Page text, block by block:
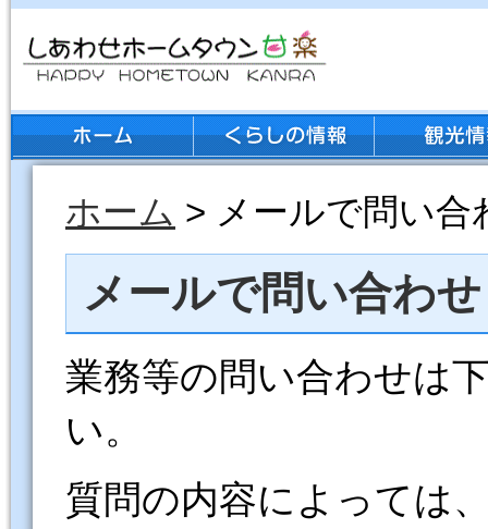
ホーム > メールで問い合
メールで問い合わせ
業務等の問い合わせは
い。
質問の内容によっては